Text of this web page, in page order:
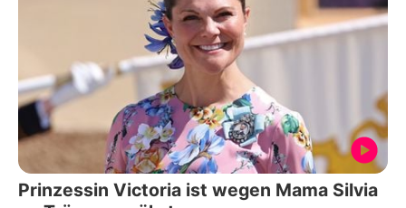
Prinzessin Victoria ist wegen Mama Silvia